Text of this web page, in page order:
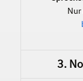
3.